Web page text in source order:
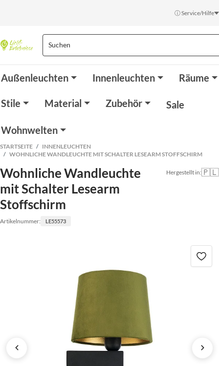
ⓘ Service/Hilfe
Außenleuchten Innenleuchten Räume
Stile Material Zubehör Sale
Wohnwelten
STARTSEITE
INNENLEUCHTEN
WOHNLICHE WANDLEUCHTE MIT SCHALTER LESEARM STOFFSCHIRM
Wohnliche Wandleuchte
mit Schalter Lesearm
Stoffschirm
Artikelnummer: LE55573
Hergestellt in:🇵🇱